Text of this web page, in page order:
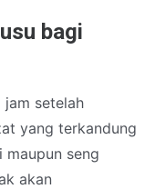
bagi
jam setelah
yang terkandung
seng
akan